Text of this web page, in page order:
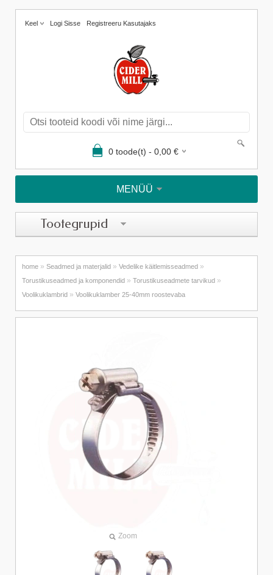
Keel Logi Sisse Registreeru Kasutajaks
0toode(t) - 0,00€
MENÜÜ
Tootegrupid
home » Seadmed ja materjalid » Vedelike käitlemisseadmed »
Torustikuseadmed ja komponendid » Torustikuseadmete tarvikud »
Voolikuklambrid » Voolikuklamber 25-40mm roostevaba
Zoom